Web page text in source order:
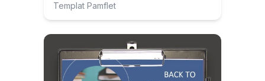
Templat Pamflet